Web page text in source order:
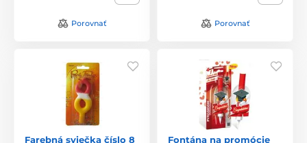
Porovnať Porovnať
Farebná sviečka číslo 8 Fontána na promócie